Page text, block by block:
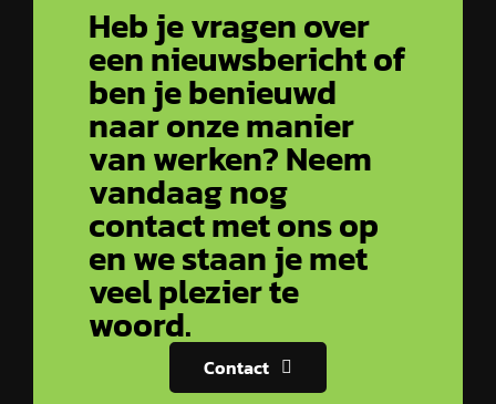
Heb je vragen over
een nieuwsbericht of
ben je benieuwd
naar onze manier
van werken? Neem
vandaag nog
contact met ons op
en we staan je met
veel plezier te
woord.
Contact